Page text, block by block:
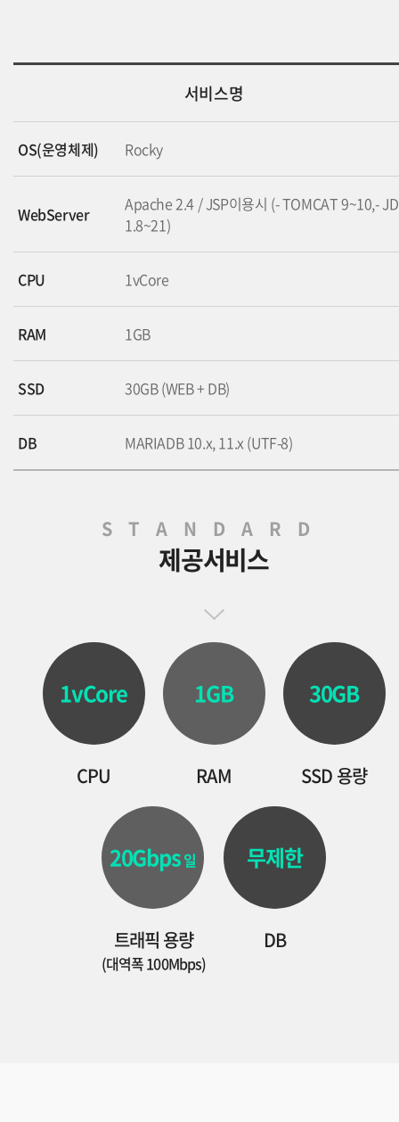
서비스명
OS(운영체제) Rocky
WebServer
Apache 2.4 / JSP이용시 (- TOMCAT 9~10,-
1.8~21)
CPU 1vCore
RAM 1GB
SSD 30GB (WEB + DB)
DB MARIADB 10.x, 11.x (UTF-8)
STANDARD
제공서비스
1vCore
CPU
1GB
RAM
30GB
SSD 용량
20Gbps일
트래픽 용량
(대역폭 100Mbps)
무제한
DB